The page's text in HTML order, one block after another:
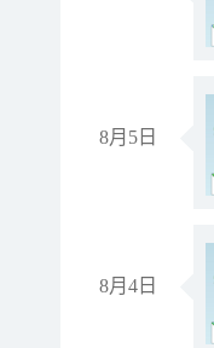
8月5日
8月4日